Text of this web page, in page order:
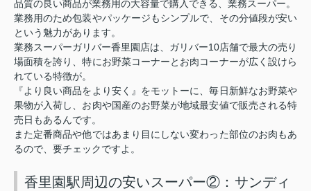
品質の良い商品が業務用の大容量で購入できる、業務スーパー。
業務用のため包装やパッケージもシンプルで、その分値段が安い
という魅力があります。
業務スーパーガリバー香里園店は、ガリバー10店舗で最大の売り
場面積を誇り、特にお野菜コーナーとお肉コーナーが広く設けら
れている特徴が。
『より良い商品をより安く』をモットーに、毎日新鮮なお野菜や
果物が入荷し、お肉や国産のお野菜が地域最安値で販売される特
売日もあるんです。
また定番商品や他ではあまり目にしない変わった部位のお肉もあ
るので、要チェックですよ。
香里園駅周辺の安いスーパー②：サンディ